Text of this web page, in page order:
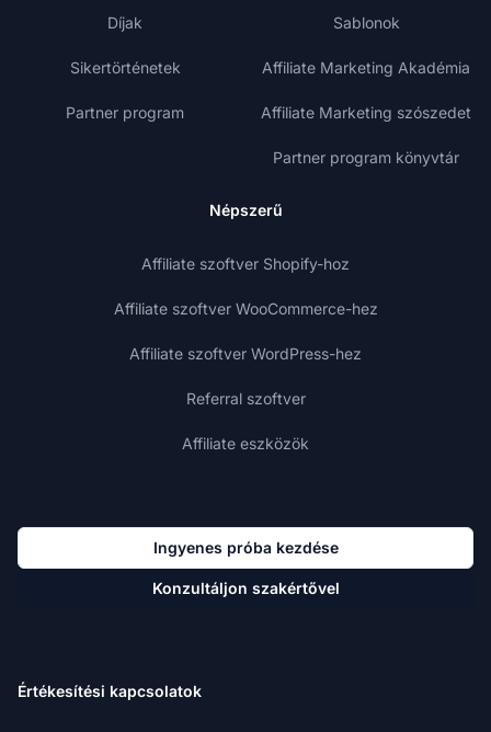
Díjak
Sikertörténetek
Partner program
Sablonok
Affiliate Marketing Akadémia
Affiliate Marketing szószedet
Partner program könyvtár
Népszerű
Affiliate szoftver Shopify-hoz
Affiliate szoftver WooCommerce-hez
Affiliate szoftver WordPress-hez
Referral szoftver
Affiliate eszközök
Ingyenes próba kezdése
Konzultáljon szakértővel
Értékesítési kapcsolatok